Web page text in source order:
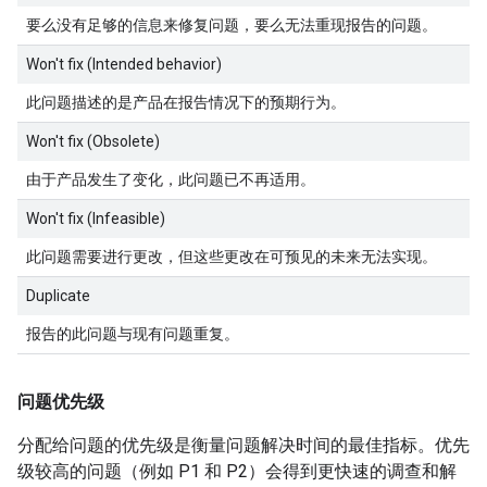
要么没有足够的信息来修复问题，要么无法重现报告的问题。
Won't fix (Intended behavior)
此问题描述的是产品在报告情况下的预期行为。
Won't fix (Obsolete)
由于产品发生了变化，此问题已不再适用。
Won't fix (Infeasible)
此问题需要进行更改，但这些更改在可预见的未来无法实现。
Duplicate
报告的此问题与现有问题重复。
问题优先级
分配给问题的优先级是衡量问题解决时间的最佳指标。优先
级较高的问题（例如 P1 和 P2）会得到更快速的调查和解